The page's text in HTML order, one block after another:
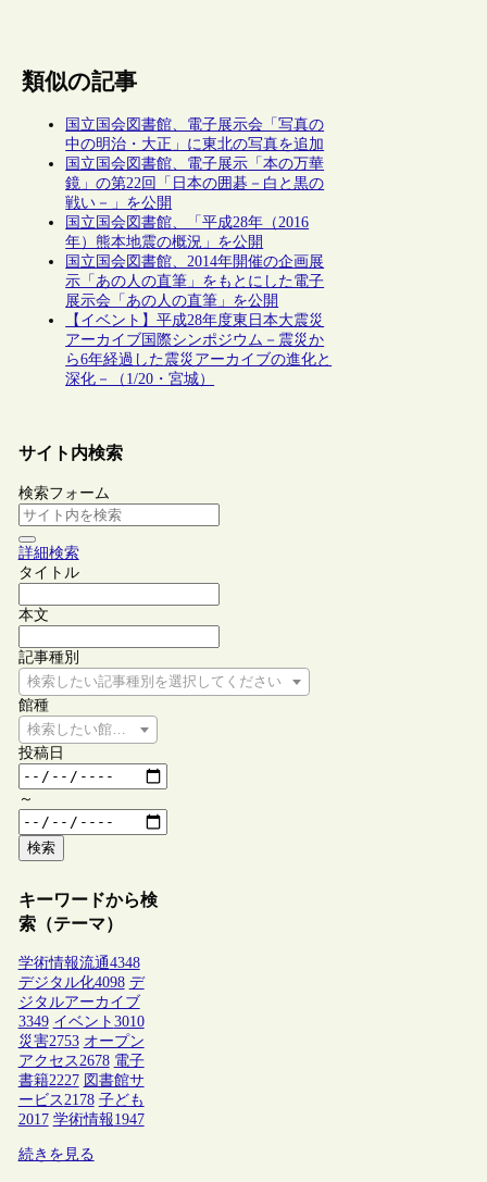
類似の記事
国立国会図書館、電子展示会「写真の
中の明治・大正」に東北の写真を追加
国立国会図書館、電子展示「本の万華
鏡」の第22回「日本の囲碁－白と黒の
戦い－」を公開
国立国会図書館、「平成28年（2016
年）熊本地震の概況」を公開
国立国会図書館、2014年開催の企画展
示「あの人の直筆」をもとにした電子
展示会「あの人の直筆」を公開
【イベント】平成28年度東日本大震災
アーカイブ国際シンポジウム－震災か
ら6年経過した震災アーカイブの進化と
深化－（1/20・宮城）
サイト内検索
検索フォーム
詳細検索
タイトル
本文
記事種別
検索したい記事種別を選択してください
館種
検索したい館種を選択してください
投稿日
～
検索
キーワードから検
索（テーマ）
学術情報流通4348
デジタル化4098 デ
ジタルアーカイブ
3349 イベント 3010
災害2753 オープン
アクセス2678 電子
書籍2227 図書館サ
ービス2178 子ども
2017 学術情報1947
続きを見る